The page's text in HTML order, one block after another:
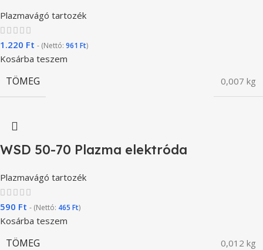
Plazmavágó tartozék
1.220 Ft - (Nettó: 961 Ft)
Kosárba teszem
TÖMEG 0,007 kg
WSD 50-70 Plazma elektróda
Plazmavágó tartozék
590 Ft - (Nettó: 465 Ft)
Kosárba teszem
TÖMEG 0,012 kg